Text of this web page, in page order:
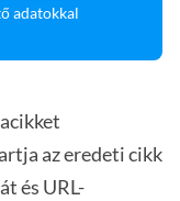
adatokkal
az eredeti cikk
és URL-